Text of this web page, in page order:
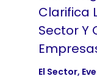
Clarifica
Sector Y
El Sector,